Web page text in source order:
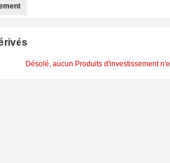
Désolé, aucun Produits d'investissement